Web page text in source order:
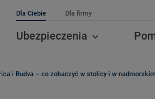
Dla Ciebie Dla firmy
Ubezpieczenia
i Budva – co zobaczyć w stolicy i w